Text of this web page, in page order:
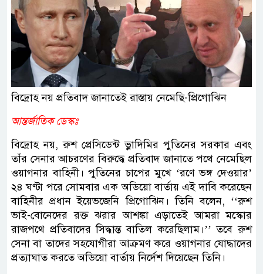
বিদ্রোহ নয় প্রতিবাদ জানাতেই রাস্তায় নেমেছি-প্রিগোঝিন
আন্তর্জাতিক ডেস্কঃ
বিদ্রোহ নয়, রুশ প্রেসিডেন্ট ভ্লাদিমির পুতিনের সরকার এবং
তাঁর সেনার আচরণের বিরুদ্ধে প্রতিবাদ জানাতে পথে নেমেছিল
ওয়াগনার বাহিনী। পুতিনের চাপের মুখে ‘রণে ভঙ্গ দেওয়ার’
২৪ ঘণ্টা পরে সোমবার এক অডিয়ো বার্তায় এই দাবি করেছেন
বাহিনীর প্রধান ইয়েভজেনি প্রিগোঝিন। তিনি বলেন, ‘‘রুশ
ভাই-বোনেদের রক্ত ঝরার আশঙ্কা এড়াতেই আমরা মস্কোর
রাজপথে প্রতিবাদের সিদ্ধান্ত বাতিল করেছিলাম।’’ তবে রুশ
সেনা বা তাদের সহযোগীরা আক্রমণ করে ওয়াগনার যোদ্ধাদের
প্রত্যাঘাত করতে অডিয়ো বার্তায় নির্দেশ দিয়েছেন তিনি।